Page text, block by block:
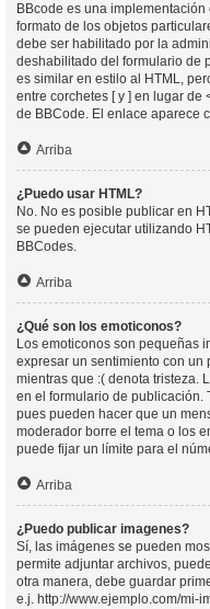
BBcode es una
formato de los objetos
debe ser habilitado por la
deshabilitado del formulario de
es similar en estilo al HTML,
entre corchetes [ y ] en lugar de
de BBCode. El enlace aparece
Arriba
¿Puedo usar HTML?
No. No es posible publicar en
se pueden ejecutar utilizando
BBCodes.
Arriba
¿Qué son los emoticonos?
Los emoticonos son pequeñas
expresar un sentimiento con un
mientras que :( denota tristeza.
en el formulario de publicación.
pues pueden hacer que un
moderador borre el tema o los
puede fijar un límite para el
Arriba
¿Puedo publicar imagenes?
Sí, las imágenes se pueden
permite adjuntar archivos,
otra manera, debe guardar
e.j. http://www.ejemplo.com/mi-